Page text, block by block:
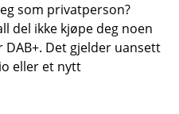
som privatperson?
del ikke kjøpe deg noen
Det gjelder uansett
eller et nytt